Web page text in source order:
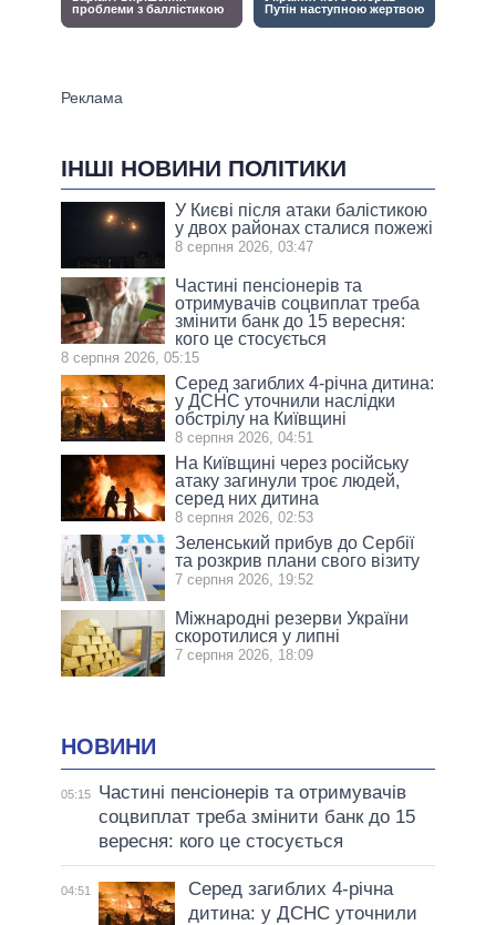
ІНШІ НОВИНИ ПОЛІТИКИ
У Києві після атаки балістикою
у двох районах сталися пожежі
8 серпня 2026, 03:47
Частині пенсіонерів та
отримувачів соцвиплат треба
змінити банк до 15 вересня:
кого це стосується
8 серпня 2026, 05:15
Серед загиблих 4-річна дитина:
у ДСНС уточнили наслідки
обстрілу на Київщині
8 серпня 2026, 04:51
На Київщині через російську
атаку загинули троє людей,
серед них дитина
8 серпня 2026, 02:53
Зеленський прибув до Сербії
та розкрив плани свого візиту
7 серпня 2026, 19:52
Міжнародні резерви України
скоротилися у липні
7 серпня 2026, 18:09
НОВИНИ
05:15
Частині пенсіонерів та отримувачів
соцвиплат треба змінити банк до 15
вересня: кого це стосується
04:51
Серед загиблих 4-річна
дитина: у ДСНС уточнили